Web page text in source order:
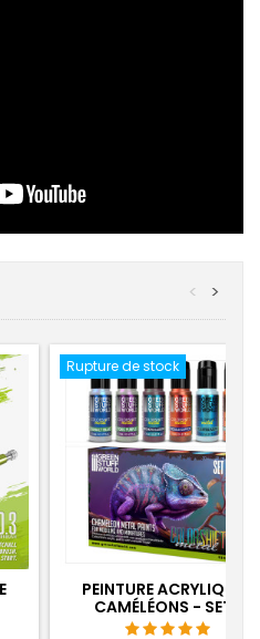
>
<
Rupture de stock
PEINTURE ACRYLIQUES
CAMÉLÉONS - SET 1